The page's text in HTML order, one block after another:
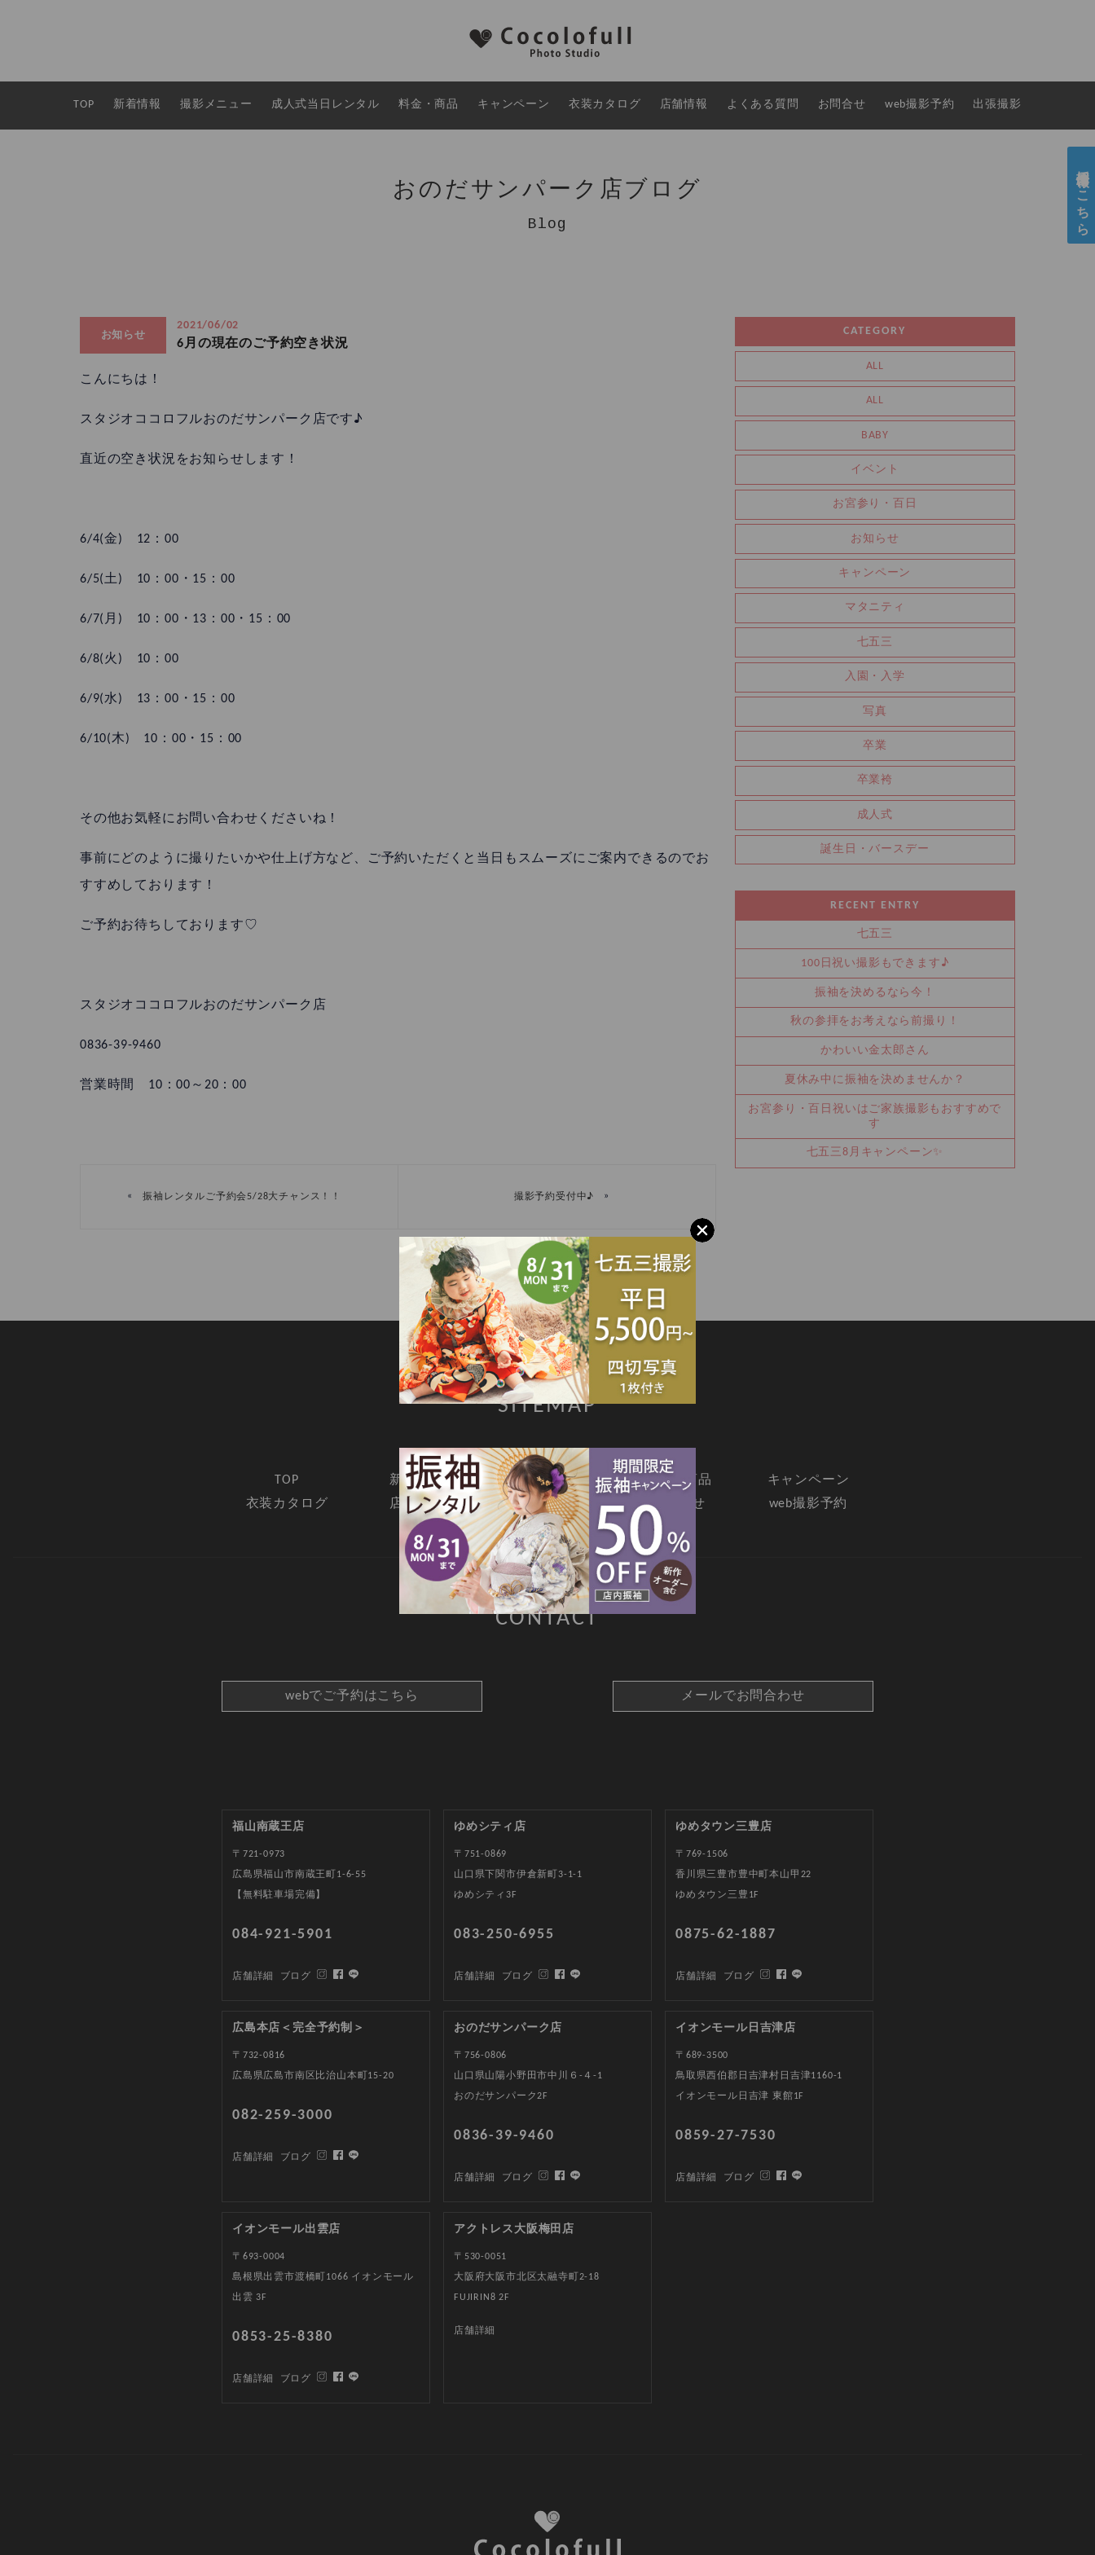
TOP 新着情報 撮影メニュー 成人式当日レンタル 料金・商品 キャンペーン 衣装カタログ 店舗情報 よくある質問 お問合せ web撮影予約 出張撮影
おのだサンパーク店ブログ
Blog
お知らせ
2021/06/02
6月の現在のご予約空き状況
こんにちは！
スタジオココロフルおのだサンパーク店です♪
直近の空き状況をお知らせします！
6/4(金) 12：00
6/5(土) 10：00・15：00
6/7(月) 10：00・13：00・15：00
6/8(火) 10：00
6/9(水) 13：00・15：00
6/10(木) 10：00・15：00
その他お気軽にお問い合わせくださいね！
事前にどのように撮りたいかや仕上げ方など、ご予約いただくと当日もスムーズにご案内できるのでお
すすめしております！
ご予約お待ちしております♡
スタジオココロフルおのだサンパーク店
0836-39-9460
営業時間 10：00～20：00
« 振袖レンタルご予約会5/28大チャンス！！ 撮影予約受付中♪ »
CATEGORY
ALL
ALL
BABY
イベント
お宮参り・百日
お知らせ
キャンペーン
マタニティ
七五三
入園・入学
写真
卒業
卒業袴
成人式
誕生日・バースデー
RECENT ENTRY
七五三
100日祝い撮影もできます♪
振袖を決めるなら今！
秋の参拝をお考えなら前撮り！
かわいい金太郎さん
夏休み中に振袖を決めませんか？
お宮参り・百日祝いはご家族撮影もおすすめで
す
七五三8月キャンペーン✨
SITEMAP
TOP 新着情報 撮影メニュー 料金・商品
キャンペーン
衣装カタログ
店舗情報 よくあるご質問 お問合せ web撮影予約
CONTACT
webでご予約はこちら メールでお問合わせ
福山南蔵王店
〒721-0973
広島県福山市南蔵王町1-6-55
【無料駐車場完備】
084-921-5901
店舗詳細 ブログ
ゆめシティ店
〒751-0869
山口県下関市伊倉新町3-1-1
ゆめシティ3F
083-250-6955
店舗詳細 ブログ
ゆめタウン三豊店
〒769-1506
香川県三豊市豊中町本山甲22
ゆめタウン三豊1F
0875-62-1887
店舗詳細 ブログ
広島本店＜完全予約制＞
〒732-0816
広島県広島市南区比治山本町15-20
082-259-3000
店舗詳細 ブログ
おのだサンパーク店
〒756-0806
山口県山陽小野田市中川６-４-1
おのだサンパーク2F
0836-39-9460
店舗詳細 ブログ
イオンモール日吉津店
〒689-3500
鳥取県西伯郡日吉津村日吉津1160-1
イオンモール日吉津 東館1F
0859-27-7530
店舗詳細 ブログ
イオンモール出雲店
〒693-0004
島根県出雲市渡橋町1066 イオンモール
出雲 3F
0853-25-8380
店舗詳細 ブログ
アクトレス大阪梅田店
〒530-0051
大阪府大阪市北区太融寺町2-18
FUJIRIN8 2F
店舗詳細
採用情報はこちら